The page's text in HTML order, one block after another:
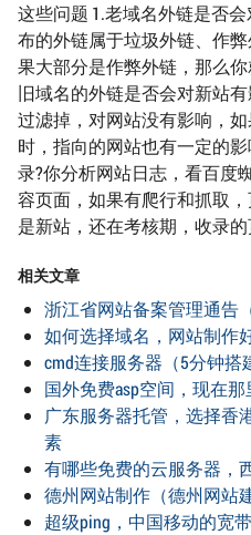
这些问题 1.老域名外链是否
布的外链属于垃圾外链、作
果大部分是作弊外链，那么
旧域名的外链是否会对新站
过滤掉，对网站没有影响，
时，指向的网站也有一定的
录?你分析网站日志，看百度
容页面，如果有爬行和抓取
是新站，还在考核期，收录的
相关文章
浙江省网站备案管理通告
如何选择域名，网站制作
cmd连接服务器（5分钟搭
国外免费asp空间，现在
广东服务器托管，选择香
素
有哪些免费的云服务器，
德州网站制作（德州网站
超级ping，中国移动的宽